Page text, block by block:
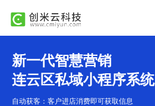
新一代智慧营销
连云区私域小程序系统
自动获客：客户进店消费即可获取信息